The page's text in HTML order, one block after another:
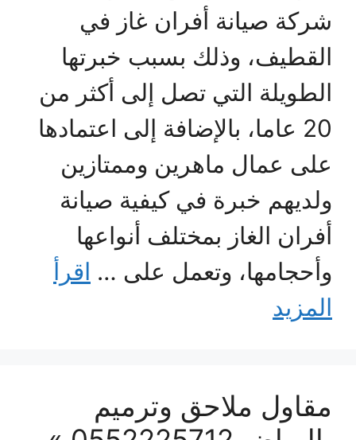
شركة صيانة أفران غاز في
القطيف، وذلك بسبب خبرتها
الطويلة التي تصل إلى أكثر من
20 عاما، بالإضافة إلى اعتمادها
على عمال ماهرين وممتازين
ولديهم خبرة في كيفية صيانة
أفران الغاز بمختلف أنواعها
وأحجامها، وتعمل على … اقرأ
المزيد
مقاول ملاحق وترميم